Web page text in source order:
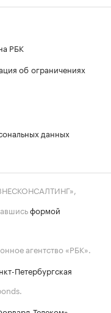
РБК
об ограничениях
данных
формой
агентство «РБК».
Петербургская